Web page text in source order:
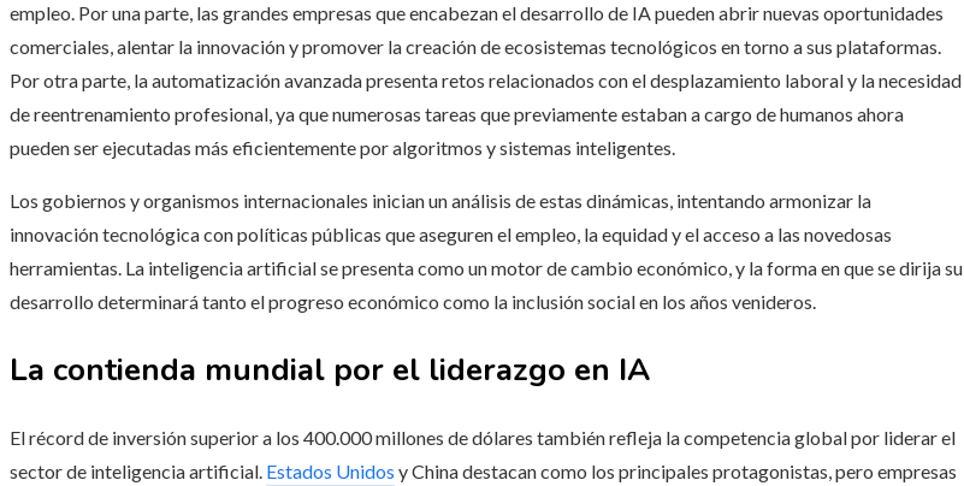
empleo. Por una parte, las grandes empresas que encabezan el desarrollo de IA pueden abrir nuevas oportunidades
comerciales, alentar la innovación y promover la creación de ecosistemas tecnológicos en torno a sus plataformas.
Por otra parte, la automatización avanzada presenta retos relacionados con el desplazamiento laboral y la necesidad
de reentrenamiento profesional, ya que numerosas tareas que previamente estaban a cargo de humanos ahora
pueden ser ejecutadas más eficientemente por algoritmos y sistemas inteligentes.
Los gobiernos y organismos internacionales inician un análisis de estas dinámicas, intentando armonizar la
innovación tecnológica con políticas públicas que aseguren el empleo, la equidad y el acceso a las novedosas
herramientas. La inteligencia artificial se presenta como un motor de cambio económico, y la forma en que se dirija su
desarrollo determinará tanto el progreso económico como la inclusión social en los años venideros.
La contienda mundial por el liderazgo en IA
El récord de inversión superior a los 400.000 millones de dólares también refleja la competencia global por liderar el
sector de inteligencia artificial. Estados Unidos y China destacan como los principales protagonistas, pero empresas